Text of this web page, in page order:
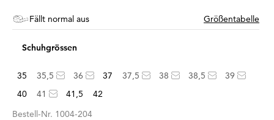
Fällt normal aus Größentabelle
Schuhgrössen
35 35,5 36 37 37,5 38 38,5
39
40
41 41,5
42
Bestell-Nr. 1004-204